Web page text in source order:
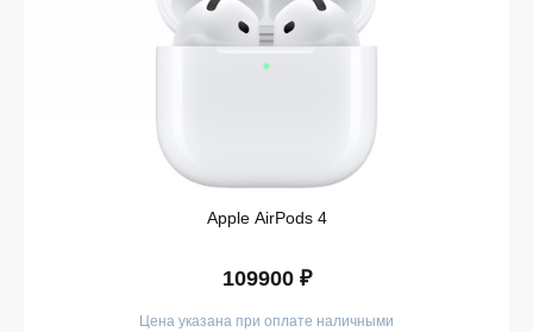
Удобная оплата с возможностью оформлять
покупки по всем ассортиментам с рассрочкой.
При необходимости можно уточнить детали по
служба работает ежедневно и доставляет заказы
по всему ассортименту магазина в кратчайшие
получите именно тот продукт, который был указан в
официальной гарантией.
Apple AirPods 4
109900 ₽
Цена указана при оплате наличными